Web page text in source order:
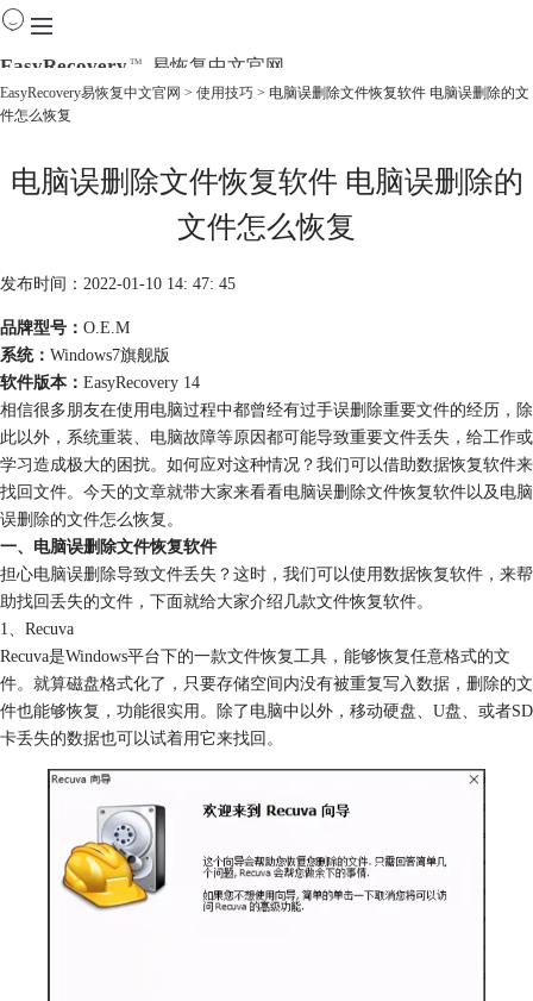
EasyRecovery TM 易恢复中文官网
下载
EasyRecovery易恢复中文官网 > 使用技巧 > 电脑误删除文件恢复软件 电脑误删除的文
件怎么恢复
电脑误删除文件恢复软件 电脑误删除的
文件怎么恢复
发布时间：2022-01-10 14: 47: 45
品牌型号： O.E.M
系统： Windows7旗舰版
软件版本： EasyRecovery 14
相信很多朋友在使用电脑过程中都曾经有过手误删除重要文件的经历，除
此以外，系统重装、电脑故障等原因都可能导致重要文件丢失，给工作或
学习造成极大的困扰。如何应对这种情况？我们可以借助数据恢复软件来
找回文件。今天的文章就带大家来看看电脑误删除文件恢复软件以及电脑
误删除的文件怎么恢复。
一、电脑误删除文件恢复软件
担心电脑误删除导致文件丢失？这时，我们可以使用数据恢复软件，来帮
助找回丢失的文件，下面就给大家介绍几款文件恢复软件。
1、Recuva
Recuva是Windows平台下的一款文件恢复工具，能够恢复任意格式的文
件。就算磁盘格式化了，只要存储空间内没有被重复写入数据，删除的文
件也能够恢复，功能很实用。除了电脑中以外，移动硬盘、U盘、或者SD
卡丢失的数据也可以试着用它来找回。